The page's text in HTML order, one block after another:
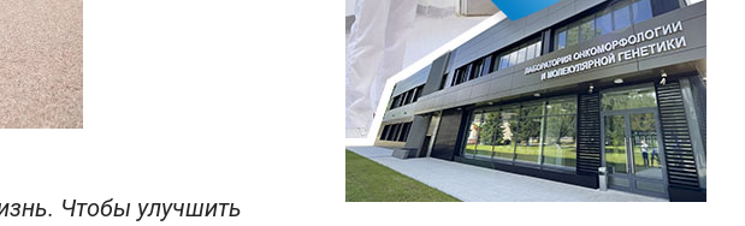
Чтобы улучшить